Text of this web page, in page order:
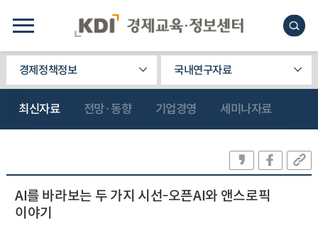
경제정책정보 국내연구자료
최신자료 전망·동향 기업경영 세미나자료
AI를 바라보는 두 가지 시선-오픈AI와 앤스로픽
이야기